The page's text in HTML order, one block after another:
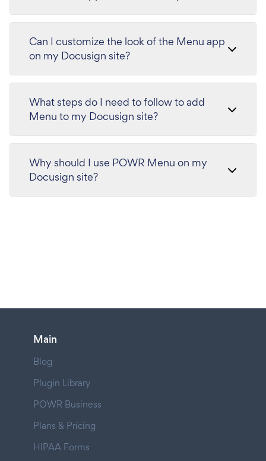
Can I customize the look of the Menu app
on my Docusign site?
What steps do I need to follow to add
Menu to my Docusign site?
Why should I use POWR Menu on my
Docusign site?
Main
Blog
Plugin Library
POWR Business
Plans & Pricing
HIPAA Forms